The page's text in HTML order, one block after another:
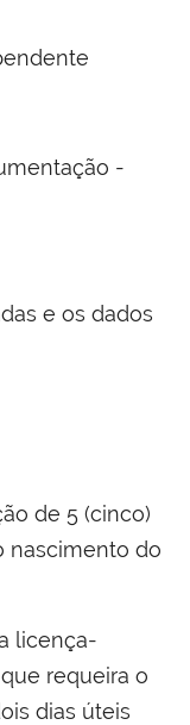
-
e os dados
de 5 (cinco)
nascimento do
licença-
requeira o
dias úteis